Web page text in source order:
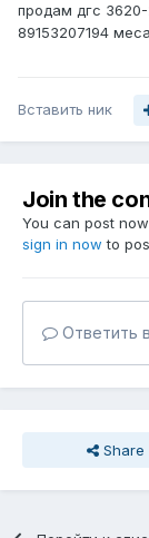
продам дгс
89153207194
Вставить ник
Join the
You can post
sign in now to
Ответить
Share